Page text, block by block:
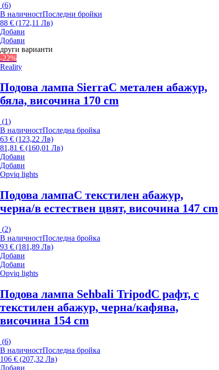
(6)
В наличностПоследни бройки
88 € (172,11 Лв)
Добави
Добави
други варианти
-22%
Reality
Подова лампа SierraС метален абажур,
бяла, височина 170 cm
(1)
В наличностПоследна бройка
63 € (123,22 Лв)
81,81 € (160,01 Лв)
Добави
Добави
Opviq lights
Подова лампаС текстилен абажур,
черна/в естествен цвят, височина 147 cm
(2)
В наличностПоследна бройка
93 € (181,89 Лв)
Добави
Добави
Opviq lights
Подова лампа Sehbali TripodС рафт, с
текстилен абажур, черна/кафява,
височина 154 cm
(6)
В наличностПоследна бройка
106 € (207,32 Лв)
Добави